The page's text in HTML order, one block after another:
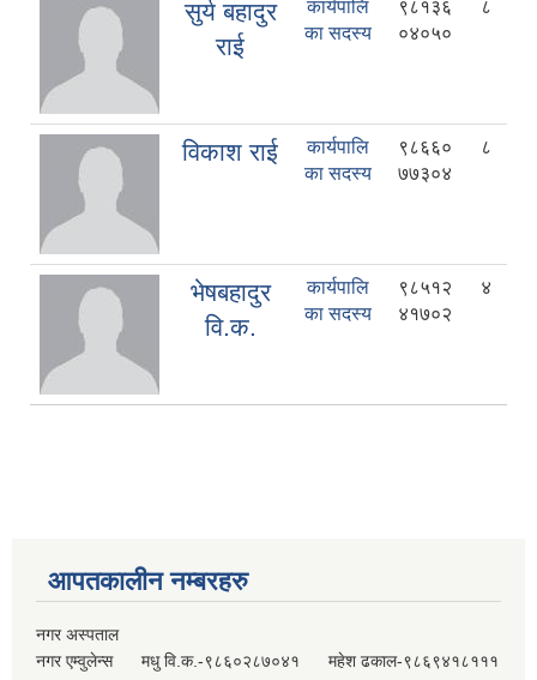
सुर्य बहादुर
राई
कार्यपालि
का सदस्य
९८१३६
०४०५०
८
विकाश राई
कार्यपालि
का सदस्य
९८६६०
७७३०४
८
भेषबहादुर
वि.क.
कार्यपालि
का सदस्य
९८५१२
४१७०२
४
आपतकालीन नम्बरहरु
नगर अस्पताल
नगर एम्वुलेन्स मधु वि.क.-९८६०२८७०४१ महेश ढकाल-९८६९४१८१११